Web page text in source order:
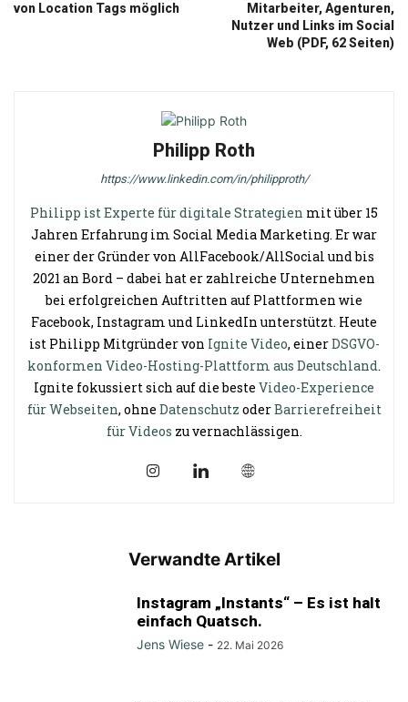
von Location Tags möglich
Mitarbeiter, Agenturen,
Nutzer und Links im Social
Web (PDF, 62 Seiten)
Philipp Roth
https://www.linkedin.com/in/philipproth/
Philipp ist Experte für digitale Strategien mit über 15
Jahren Erfahrung im Social Media Marketing. Er war
einer der Gründer von AllFacebook/AllSocial und bis
2021 an Bord – dabei hat er zahlreiche Unternehmen
bei erfolgreichen Auftritten auf Plattformen wie
Facebook, Instagram und LinkedIn unterstützt. Heute
ist Philipp Mitgründer von Ignite Video, einerDSGVO-
konformen Video-Hosting-Plattform aus Deutschland.
Ignite fokussiert sich auf die beste Video-Experience
für Webseiten, ohne Datenschutz oderBarrierefreiheit
für Videos zu vernachlässigen.
Verwandte Artikel
Instagram „Instants“ – Es ist halt
einfach Quatsch.
Jens Wiese - 22. Mai 2026